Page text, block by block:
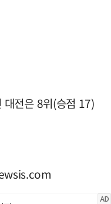
전은 8위(승점 17)